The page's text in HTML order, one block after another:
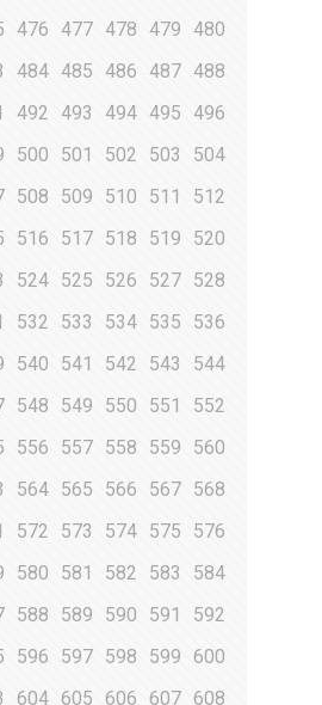
476 477 478 479
480
484 485 486 487 488
492 493 494 495
496
500 501 502 503
504
508 509 510 511
512
516 517 518 519
520
524 525 526 527 528
532 533 534 535
536
540 541 542 543
544
548 549 550 551
552
556 557 558 559
560
564 565 566 567 568
572 573 574 575
576
580 581 582 583
584
588 589 590 591
592
596 597 598 599
600
604 605 606 607 608